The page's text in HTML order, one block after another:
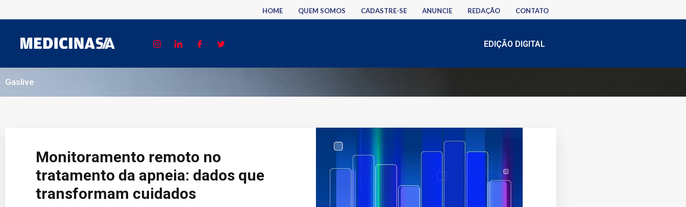
HOME QUEM SOMOS CADASTRE-SE ANUNCIE REDAÇÃO CONTATO
EDIÇÃO DIGITAL
Gaslive
Monitoramento remoto no
tratamento da apneia: dados que
transformam cuidados